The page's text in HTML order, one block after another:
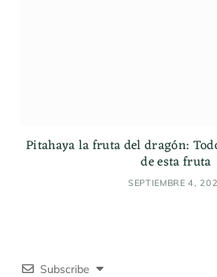
Pitahaya la fruta del dragón:
de esta fruta
SEPTIEMBRE 4,
Subscribe